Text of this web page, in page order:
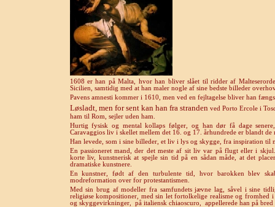
1608 er han på Malta, hvor han bliver slået til ridder af
Sicilien, samtidig med at han maler nogle af sine bedste billeder
Pavens amnesti kommer i 1610, men ved en fejltagelse bliver han
Løsladt, men for sent kan han fra stranden ved Porto Ercole i
ham til Rom, sejler uden ham.
Hurtig fysisk og mental kollaps følger, og han dør få dage
Caravaggios liv i skellet mellem det 16. og 17. århundrede er blandt
Han levede, som i sine billeder, et liv i lys og skygge, fra inspiration til
En passioneret mand, der det meste af sit liv var på flugt eller i
korte liv, kunstnerisk at spejle sin tid på en sådan måde, at det
dramatiske kunstnere.
En kunstner, født af den turbulente tid, hvor barokken blev
modreformation over for protestantismen.
Med sin brug af modeller fra samfundets jævne lag, såvel i sine
religiøse kompositioner, med sin let fortolkelige realisme og fromhed
og skyggevirkninger,
på italiensk chiaoscuro,
appellerede han på